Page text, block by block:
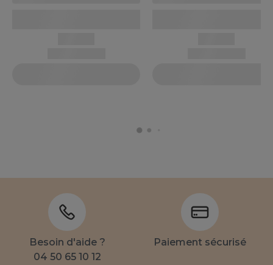
Besoin d'aide ?
04 50 65 10 12
Paiement sécurisé